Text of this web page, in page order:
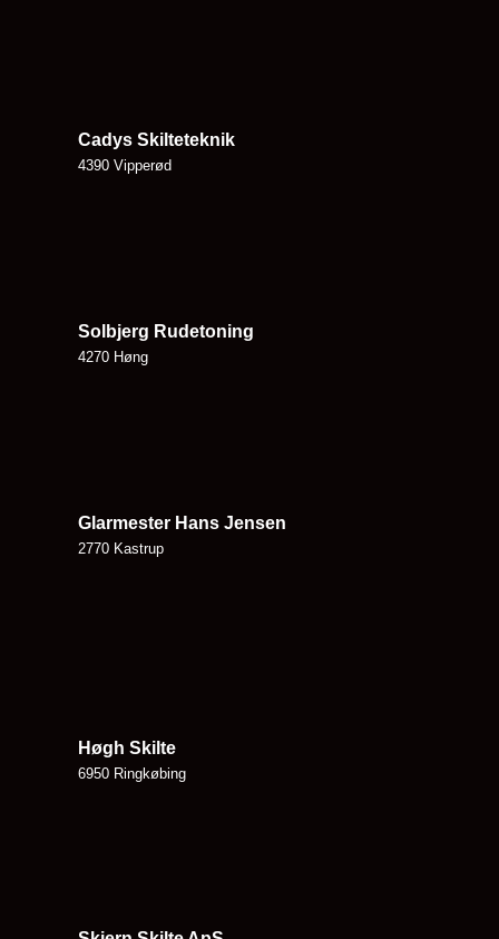
Cadys Skilteteknik
4390 Vipperød
Solbjerg Rudetoning
4270 Høng
Glarmester Hans Jensen
2770 Kastrup
Høgh Skilte
6950 Ringkøbing